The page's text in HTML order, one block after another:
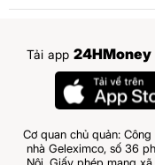
Tải app 24HMoney
Cơ quan chủ quản:
nhà Geleximco, số 36
Nội. Giấy phép mạng